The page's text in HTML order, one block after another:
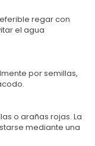
regar con
el agua
por semillas,
o arañas rojas. La
mediante una